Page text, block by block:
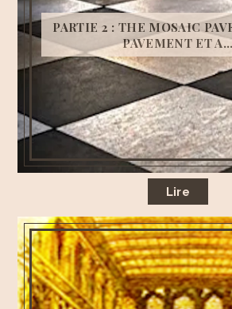
PARTIE 2 : THE MOSAIC
PAVEMENT ET
Lire